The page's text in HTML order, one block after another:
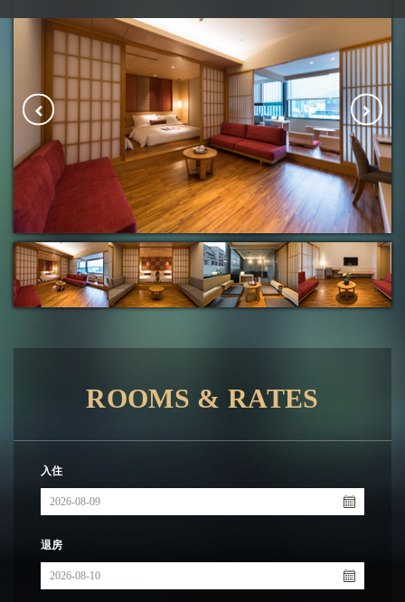
ROOMS & RATES
入住
退房